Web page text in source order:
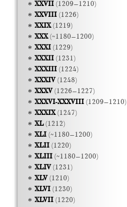
XXVII(1209–1210)
XXVIII(1226)
XXIX(1219)
XXX(~1180–1200)
XXXI(1229)
XXXII(1231)
XXXIII(1224)
XXXIV(1248)
XXXV(1226–1227)
XXXVI-XXXVIII(1209–1210)
XXXIX(1247)
XL(1212)
XLI(~1180–1200)
XLII(1220)
XLIII(~1180–1200)
XLIV(1231)
XLV(1210)
XLVI(1230)
XLVII(1220)